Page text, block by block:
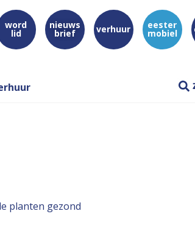
word
lid
nieuws
brief verhuur eester
mobiel
planten gezond